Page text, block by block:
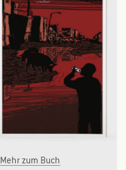
Mehr zum Buch